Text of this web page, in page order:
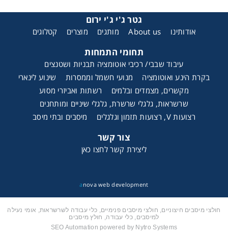
גטר ג'י ג'י ירום
אודותינו About us מותגים מוצרים קטלוגים
תחומי התמחות
עיבוד שבבי/ רכיבי אוטומציה תבניות ושטנצים
בקרת הינע ואוטומציה
מנועי חשמל וממסרות
שינוע לינארי
מקשרים, מצמדים ובלמים
רשתות ואביזרי מסוע
שרשראות, גלגלי שרשרת, גלגלי שיניים ומותחנים
רצועות V, רצועות תזמון וגלגלים
מיסבים ובתי מיסב
צור קשר
ליצירת קשר לחצו כאן
a nova web development
חולצי מיסבים חיצוניים, חולצי מיסבים פנימיים, כלי עבודה לשרשראות, אומי נעילה
למיסבים, כלי עבודה, חולץ מיסבים
SEO Automation powered by Nytro Systems